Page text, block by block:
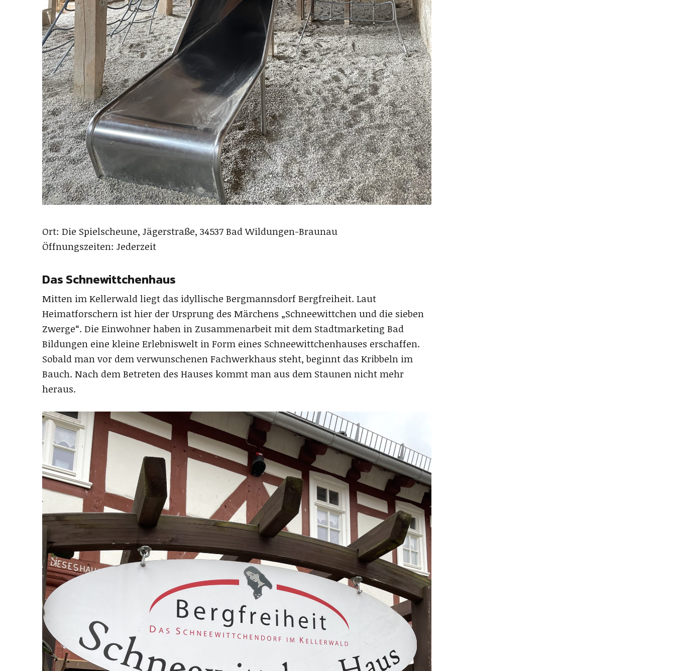
Ort: Die Spielscheune, Jägerstraße, 34537 Bad Wildungen-Braunau
Öffnungszeiten: Jederzeit
Das Schnewittchenhaus
Mitten im Kellerwald liegt das idyllische Bergmannsdorf Bergfreiheit. Laut
Heimatforschern ist hier der Ursprung des Märchens „Schneewittchen und die sieben
Zwerge“. Die Einwohner haben in Zusammenarbeit mit dem Stadtmarketing Bad
Bildungen eine kleine Erlebniswelt in Form eines Schneewittchenhauses erschaffen.
Sobald man vor dem verwunschenen Fachwerkhaus steht, beginnt das Kribbeln im
Bauch. Nach dem Betreten des Hauses kommt man aus dem Staunen nicht mehr
heraus.